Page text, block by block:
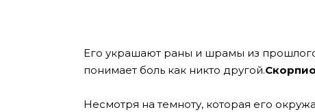
Его украшают раны и шрамы из
понимает боль как никто другой.
Несмотря на темноту, которая его